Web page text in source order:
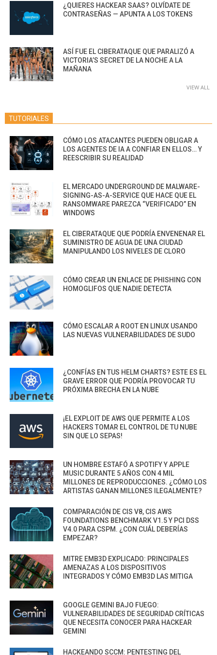
¿QUIERES HACKEAR SAAS? OLVÍDATE DE
CONTRASEÑAS — APUNTA A LOS TOKENS
ASÍ FUE EL CIBERATAQUE QUE PARALIZÓ A
VICTORIA’S SECRET DE LA NOCHE A LA
MAÑANA
VIEW ALL
TUTORIALES
CÓMO LOS ATACANTES PUEDEN OBLIGAR A
LOS AGENTES DE IA A CONFIAR EN ELLOS… Y
REESCRIBIR SU REALIDAD
EL MERCADO UNDERGROUND DE MALWARE-
SIGNING-AS-A-SERVICE QUE HACE QUE EL
RANSOMWARE PAREZCA “VERIFICADO” EN
WINDOWS
EL CIBERATAQUE QUE PODRÍA ENVENENAR EL
SUMINISTRO DE AGUA DE UNA CIUDAD
MANIPULANDO LOS NIVELES DE CLORO
CÓMO CREAR UN ENLACE DE PHISHING CON
HOMOGLIFOS QUE NADIE DETECTA
CÓMO ESCALAR A ROOT EN LINUX USANDO
LAS NUEVAS VULNERABILIDADES DE SUDO
¿CONFÍAS EN TUS HELM CHARTS? ESTE ES EL
GRAVE ERROR QUE PODRÍA PROVOCAR TU
PRÓXIMA BRECHA EN LA NUBE
¡EL EXPLOIT DE AWS QUE PERMITE A LOS
HACKERS TOMAR EL CONTROL DE TU NUBE
SIN QUE LO SEPAS!
UN HOMBRE ESTAFÓ A SPOTIFY Y APPLE
MUSIC DURANTE 5 AÑOS CON 4 MIL
MILLONES DE REPRODUCCIONES. ¿CÓMO LOS
ARTISTAS GANAN MILLONES ILEGALMENTE?
COMPARACIÓN DE CIS V8, CIS AWS
FOUNDATIONS BENCHMARK V1.5 Y PCI DSS
V4.0 PARA CSPM. ¿CON CUÁL DEBERÍAS
EMPEZAR?
MITRE EMB3D EXPLICADO: PRINCIPALES
AMENAZAS A LOS DISPOSITIVOS
INTEGRADOS Y CÓMO EMB3D LAS MITIGA
GOOGLE GEMINI BAJO FUEGO:
VULNERABILIDADES DE SEGURIDAD CRÍTICAS
QUE NECESITA CONOCER PARA HACKEAR
GEMINI
HACKEANDO SCCM: PENTESTING DEL